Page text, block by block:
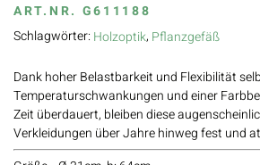
ART.NR. G611188
Schlagwörter: Holzoptik, Pflanzgefäß
Dank hoher Belastbarkeit und Flexibilität
Temperaturschwankungen und einer
Zeit überdauert, bleiben diese
Verkleidungen über Jahre hinweg fest und